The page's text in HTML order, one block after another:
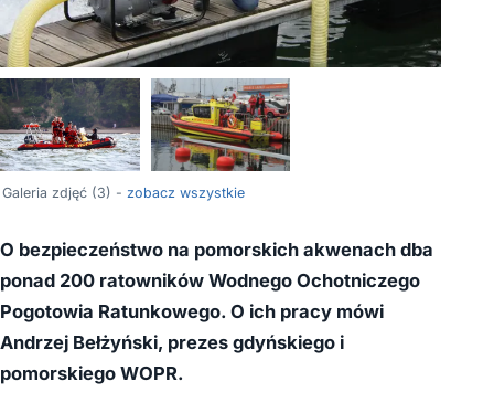
Galeria zdjęć (3) - zobacz wszystkie
O bezpieczeństwo na pomorskich akwenach dba
ponad 200 ratowników Wodnego Ochotniczego
Pogotowia Ratunkowego. O ich pracy mówi
Andrzej Bełżyński, prezes gdyńskiego i
pomorskiego WOPR.